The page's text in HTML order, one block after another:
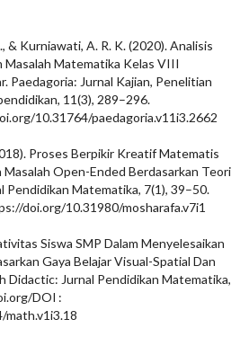
& Kurniawati, A. R. K. (2020). Analisis
Masalah Matematika Kelas VIII
Paedagoria: Jurnal Kajian, Penelitian
11(3), 289–296.
10.31764/paedagoria.v11i3.2662
Proses Berpikir Kreatif Matematis
Masalah Open-Ended Berdasarkan Teori
Pendidikan Matematika, 7(1), 39–50.
doi.org/10.31980/mosharafa.v7i1
Siswa SMP Dalam Menyelesaikan
Gaya Belajar Visual-Spatial Dan
Didactic: Jurnal Pendidikan Matematika,
DOI :